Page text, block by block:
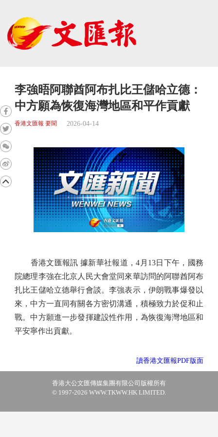
李強晤阿聯酋阿布扎比王儲哈立德：
中方願為恢復海灣地區和平作貢獻
香港文匯報 要聞 2026-04-14
香港文匯報訊 據新華社報道，4月13日下午，國務
院總理李強在北京人民大會堂同來華訪問的阿聯酋阿布
扎比王儲哈立德舉行會談。李強表示，伊朗戰事爆發以
來，中方一直同有關各方密切溝通，積極致力於促和止
戰。中方願進一步發揮建設性作用，為恢復海灣地區和
平安寧作出貢獻。
讀香港文匯報PDF版面
香港大公文匯傳媒集團有限公司版權所有
© 1997-2026 WWW.TKWW.HK LIMITED.